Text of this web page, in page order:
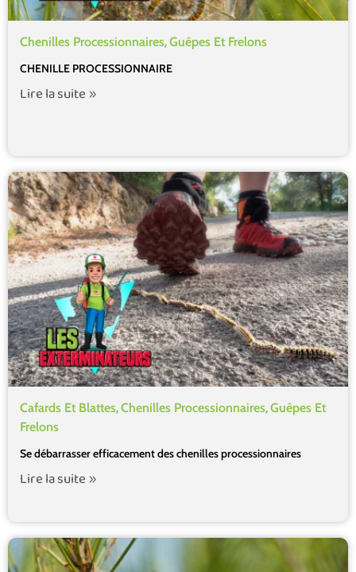
Chenilles Processionnaires,Guêpes Et Frelons
CHENILLE PROCESSIONNAIRE
Lire la suite
Cafards Et Blattes,Chenilles Processionnaires,Guêpes Et
Frelons
Se débarrasser efficacement des chenilles processionnaires
Lire la suite